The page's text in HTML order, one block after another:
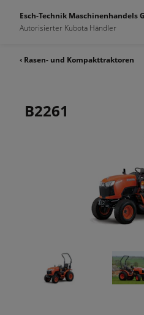
Esch-Technik Maschinenhandels
Autorisierter Kubota Händler
‹ Rasen- und Kompakttraktoren
B2261